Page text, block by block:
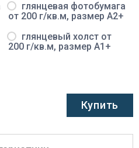
глянцевая фотобумага
от 200 г/кв.м, размер A2+
глянцевый холст от
200 г/кв.м, размер A1+
Купить